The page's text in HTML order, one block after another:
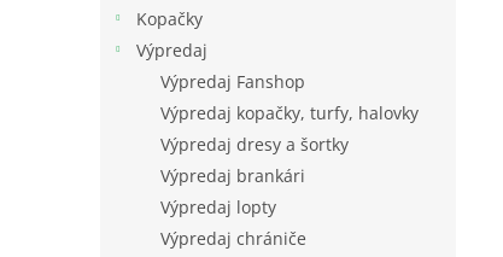
Kopačky
Výpredaj
Výpredaj Fanshop
Výpredaj kopačky, turfy, halovky
Výpredaj dresy a šortky
Výpredaj brankári
Výpredaj lopty
Výpredaj chrániče